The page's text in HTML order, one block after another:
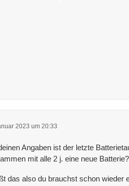
2023 um 20:33
Angaben ist der letzte
mit alle 2 j. eine neue Batterie?
das also du brauchst schon wieder